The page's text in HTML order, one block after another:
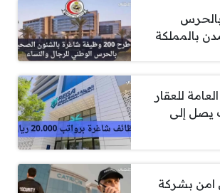
بالمملكة
للعقار
يصل إلى
بشركة